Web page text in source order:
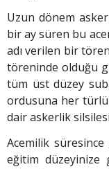
Uzun dönem
bir ay süren bu
adı verilen bir
töreninde olduğu
tüm üst düzey
ordusuna her
dair askerlik
Acemilik
eğitim düzeyinize